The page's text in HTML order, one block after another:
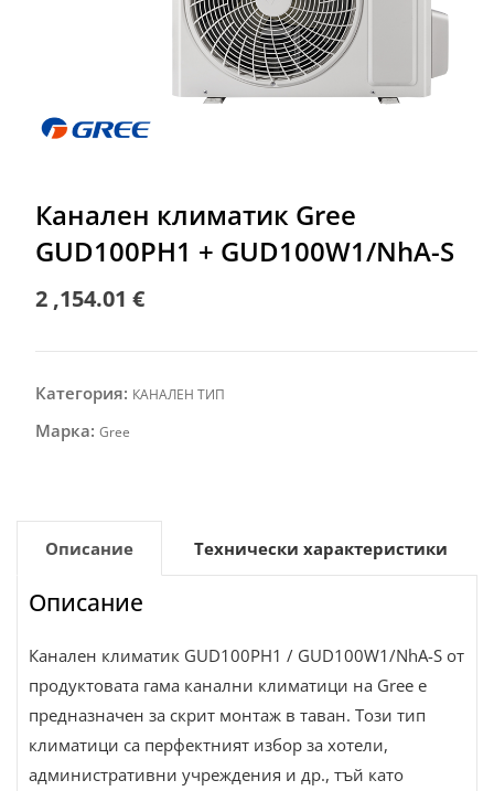
Канален климатик Gree
GUD100PH1 + GUD100W1/NhA-S
2 ,154.01 €
Категория: КАНАЛЕН ТИП
Марка: Gree
Описание Технически характеристики
Описание
Канален климатик GUD100PH1 / GUD100W1/NhA-S от
продуктовата гама канални климатици на Gree е
предназначен за скрит монтаж в таван. Този тип
климатици са перфектният избор за хотели,
административни учреждения и др., тъй като